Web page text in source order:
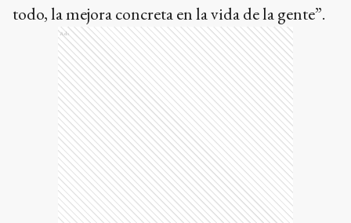
todo, la mejora concreta en la vida de la gente”.
Ads